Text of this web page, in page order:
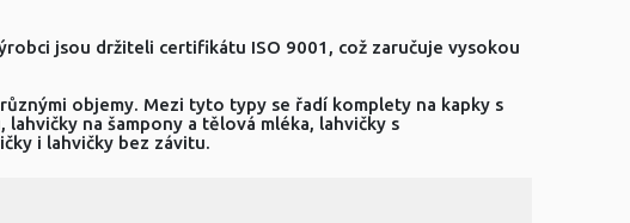
jsou držiteli certifikátu ISO 9001, což zaručuje vysokou
objemy. Mezi tyto typy se řadí komplety na kapky s
na šampony a tělová mléka, lahvičky s
i lahvičky bez závitu.